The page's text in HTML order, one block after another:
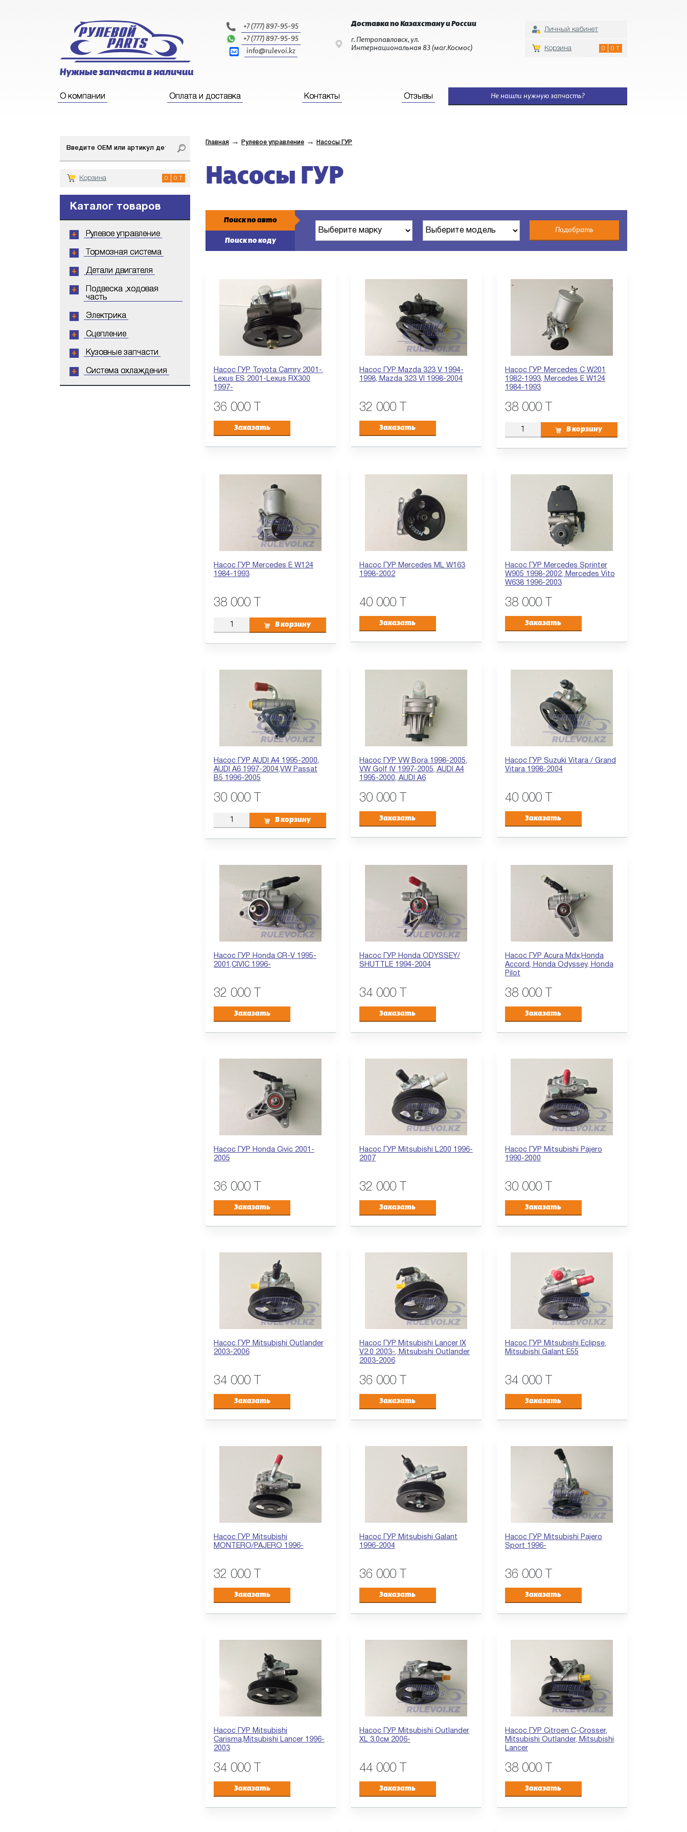
+7 (777) 897-95-95
+7 (777) 897-95-95
info@rulevoi.kz
Доставка по Казахстану и России
г. Петропавловск, ул.
Интернациональная 83 (маг.Космос)
Личный кабинет
Корзина 0 0 T
О компании Оплата и доставка Контакты Отзывы Не нашли нужную запчасть?
Корзина 0 0 T
Каталог товаров
Рулевое управление
Тормозная система
Детали двигателя
Подвеска ,ходовая
часть
Электрика
Сцепление
Кузовные запчасти
Система охлаждения
Главная → Рулевое управление → Насосы ГУР
Насосы ГУР
Поиск по авто
Поиск по коду
Подобрать
Насос ГУР Toyota Camry 2001-,
Lexus ES 2001-Lexus RX300
1997-
36 000 T
Заказать
Насос ГУР Mazda 323 V 1994-
1998, Mazda 323 VI 1998-2004
32 000 T
Заказать
Насос ГУР Mercedes C W201
1982-1993, Mercedes E W124
1984-1993
38 000 T
В корзину
Насос ГУР Mercedes E W124
1984-1993
38 000 T
В корзину
Насос ГУР Mercedes ML W163
1998-2002
40 000 T
Заказать
Насос ГУР Mercedes Sprinter
W905 1998-2002, Mercedes Vito
W638 1996-2003
38 000 T
Заказать
Насос ГУР AUDI A4 1995-2000,
AUDI A6 1997-2004,VW Passat
B5 1996-2005
30 000 T
В корзину
Насос ГУР VW Bora 1998-2005,
VW Golf IV 1997-2005, AUDI A4
1995-2000, AUDI A6
30 000 T
Заказать
Насос ГУР Suzuki Vitara / Grand
Vitara 1998-2004
40 000 T
Заказать
Насос ГУР Honda CR-V 1995-
2001,CIVIC 1996-
32 000 T
Заказать
Насос ГУР Honda ODYSSEY/
SHUTTLE 1994-2004
34 000 T
Заказать
Насос ГУР Acura Mdx,Honda
Accord, Honda Odyssey, Honda
Pilot
38 000 T
Заказать
Насос ГУР Honda Civic 2001-
2005
36 000 T
Заказать
Насос ГУР Mitsubishi L200 1996-
2007
32 000 T
Заказать
Насос ГУР Mitsubishi Pajero
1990-2000
30 000 T
Заказать
Насос ГУР Mitsubishi Outlander
2003-2006
34 000 T
Заказать
Насос ГУР Mitsubishi Lancer IX
V2.0 2003-, Mitsubishi Outlander
2003-2006
36 000 T
Заказать
Насос ГУР Mitsubishi Eclipse,
Mitsubishi Galant E55
34 000 T
Заказать
Насос ГУР Mitsubishi
MONTERO/PAJERO 1996-
32 000 T
Заказать
Насос ГУР Mitsubishi Galant
1996-2004
36 000 T
Заказать
Насос ГУР Mitsubishi Pajero
Sport 1996-
36 000 T
Заказать
Насос ГУР Mitsubishi
Carisma,Mitsubishi Lancer 1996-
2003
34 000 T
Заказать
Насос ГУР Mitsubishi Outlander
XL 3.0см 2006-
44 000 T
Заказать
Насос ГУР Citroen C-Crosser,
Mitsubishi Outlander, Mitsubishi
Lancer
38 000 T
Заказать